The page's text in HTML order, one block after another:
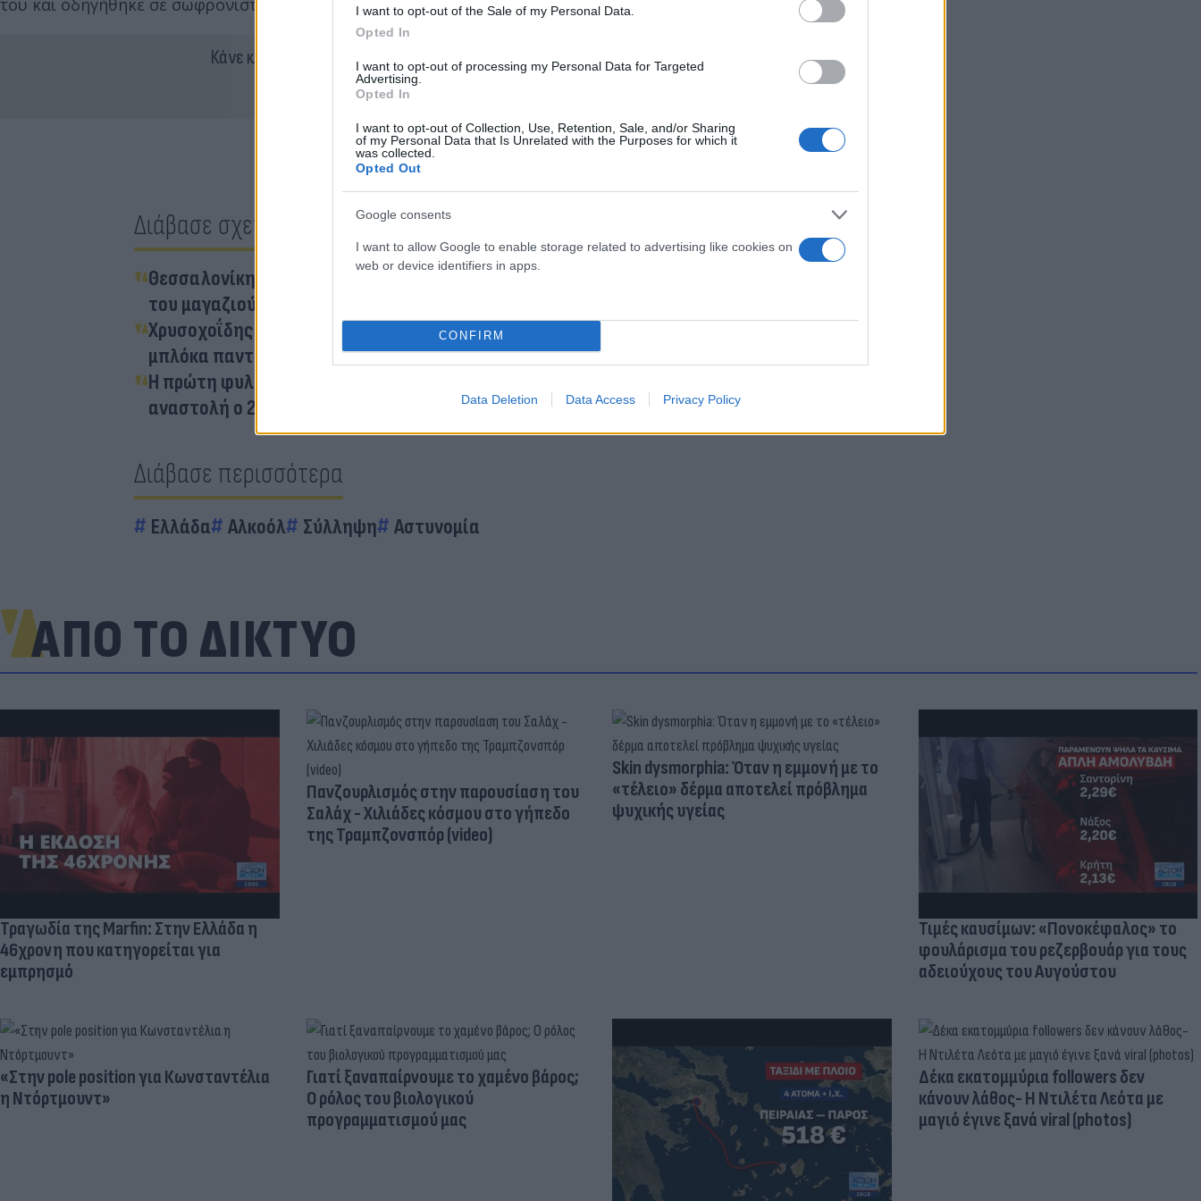
I want to opt-out of the Sale of my Personal Data.
Opted In
I want to opt-out of processing my Personal Data for Targeted
Advertising.
Opted In
I want to opt-out of Collection, Use, Retention, Sale, and/or Sharing
of my Personal Data that Is Unrelated with the Purposes for which it
was collected.
Opted Out
Google consents
I want to allow Google to enable storage related to advertising like cookies on
web or device identifiers in apps.
CONFIRM
Data Deletion Data Access Privacy Policy
του και οδηγήθηκε σε σωφρονιστικό κατάστημα.
Κάνε κλικ και δες περισσότερο Flash.gr στην αναζήτηση της Google
Διάβασε σχετικά
Θεσσαλονίκη: Ανήλικη στο νοσοκομείο σε κατάσταση μέθης - Συνελήφθη ο υπεύθυνος
του μαγαζιού
Χρυσοχοΐδης για Μπισμπίκη: «Το αλκοτέστ γίνεται την ώρα του συμβάντος» - Έρχονται
μπλόκα παντού
Η πρώτη φυλάκιση για οδήγηση υπό την επήρεια αλκοόλ: Πώς πήγε φυλακή χωρίς
αναστολή ο 23χρονος
Διάβασε περισσότερα
Ελλάδα Αλκοόλ Σύλληψη Αστυνομία
ΑΠΟ ΤΟ ΔΙΚΤΥΟ
Τραγωδία της Marfin: Στην Ελλάδα η
46χρονη που κατηγορείται για
εμπρησμό
Πανζουρλισμός στην παρουσίαση του
Σαλάχ - Χιλιάδες κόσμου στο γήπεδο
της Τραμπζονσπόρ (video)
Skin dysmorphia: Όταν η εμμονή με το
«τέλειο» δέρμα αποτελεί πρόβλημα
ψυχικής υγείας
Τιμές καυσίμων: «Πονοκέφαλος» το
φουλάρισμα του ρεζερβουάρ για τους
αδειούχους του Αυγούστου
«Στην pole position για Κωνσταντέλια
η Ντόρτμουντ»
Γιατί ξαναπαίρνουμε το χαμένο βάρος;
Ο ρόλος του βιολογικού
προγραμματισμού μας
Δέκα εκατομμύρια followers δεν
κάνουν λάθος- Η Ντιλέτα Λεότα με
μαγιό έγινε ξανά viral (photos)